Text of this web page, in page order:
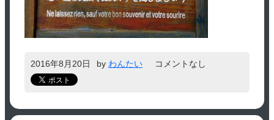
2016年8月20日 by わんたい コメントなし